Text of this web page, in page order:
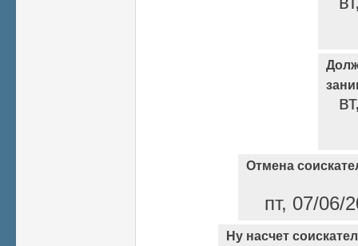
Отмена
пт, 07/06/
Ну насчет